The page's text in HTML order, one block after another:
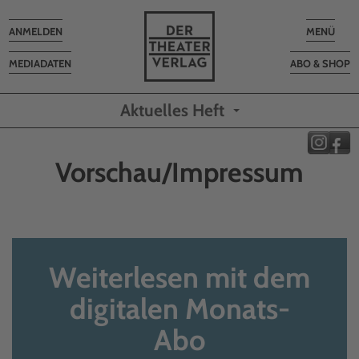
Toggle
MENÜ
ABO & SHOP
MEDIADATEN
Toggle
navigation
ANMELDEN
Aktuelles Heft
Vorschau/Impressum
Weiterlesen mit dem
digitalen Monats-
Abo